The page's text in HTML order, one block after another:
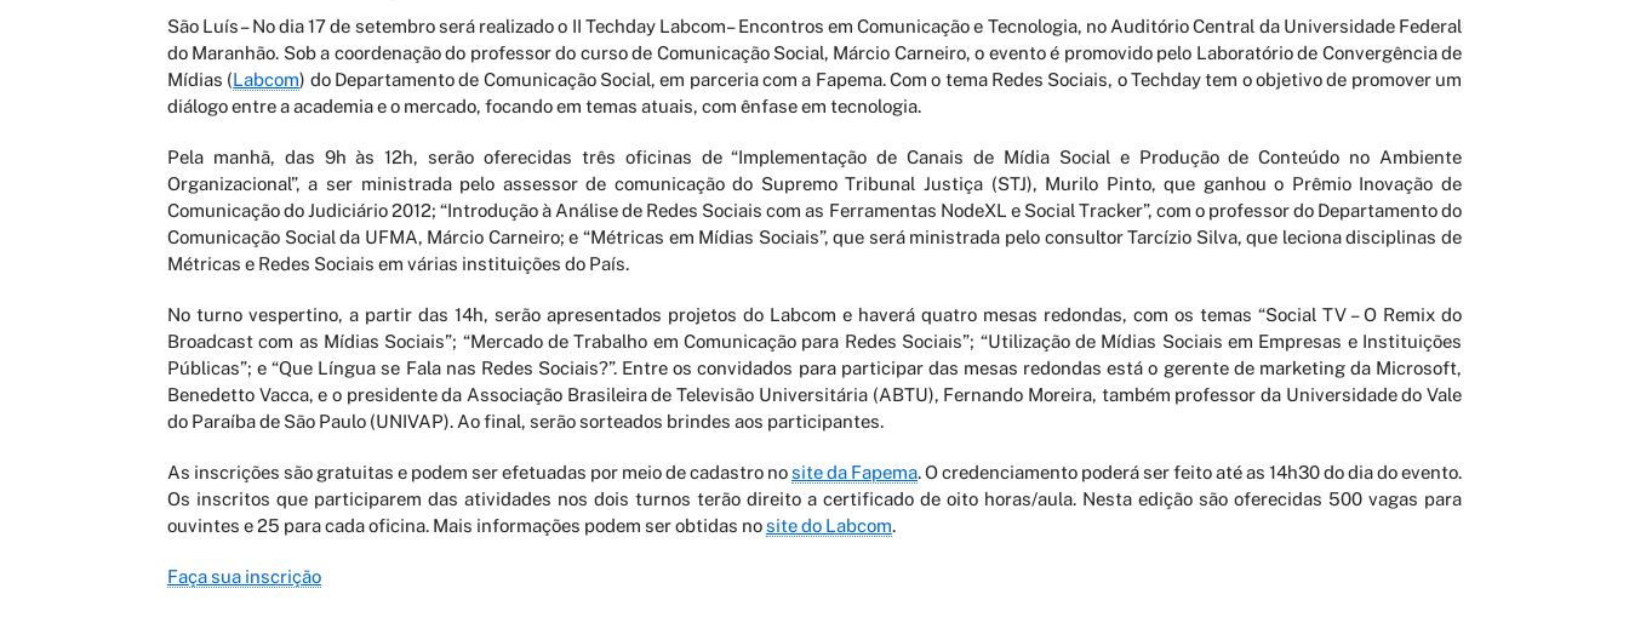
São Luís – No dia 17 de setembro será realizado o II Techday Labcom– Encontros em Comunicação e Tecnologia, no Auditório Central da Universidade Federal
do Maranhão. Sob a coordenação do professor do curso de Comunicação Social, Márcio Carneiro, o evento é promovido pelo Laboratório de Convergência de
Mídias (Labcom) do Departamento de Comunicação Social, em parceria com a Fapema. Com o tema Redes Sociais, o Techday tem o objetivo de promover um
diálogo entre a academia e o mercado, focando em temas atuais, com ênfase em tecnologia.
Pela manhã, das 9h às 12h, serão oferecidas três oficinas de “Implementação de Canais de Mídia Social e Produção de Conteúdo no Ambiente
Organizacional”, a ser ministrada pelo assessor de comunicação do Supremo Tribunal Justiça (STJ), Murilo Pinto, que ganhou o Prêmio Inovação de
Comunicação do Judiciário 2012; “Introdução à Análise de Redes Sociais com as Ferramentas NodeXL e Social Tracker”, com o professor do Departamento do
Comunicação Social da UFMA, Márcio Carneiro; e “Métricas em Mídias Sociais”, que será ministrada pelo consultor Tarcízio Silva, que leciona disciplinas de
Métricas e Redes Sociais em várias instituições do País.
No turno vespertino, a partir das 14h, serão apresentados projetos do Labcom e haverá quatro mesas redondas, com os temas “Social TV – O Remix do
Broadcast com as Mídias Sociais”; “Mercado de Trabalho em Comunicação para Redes Sociais”; “Utilização de Mídias Sociais em Empresas e Instituições
Públicas”; e “Que Língua se Fala nas Redes Sociais?”. Entre os convidados para participar das mesas redondas está o gerente de marketing da Microsoft,
Benedetto Vacca, e o presidente da Associação Brasileira de Televisão Universitária (ABTU), Fernando Moreira, também professor da Universidade do Vale
do Paraíba de São Paulo (UNIVAP). Ao final, serão sorteados brindes aos participantes.
As inscrições são gratuitas e podem ser efetuadas por meio de cadastro nosite da Fapema. O credenciamento poderá ser feito até as 14h30 do dia do evento.
Os inscritos que participarem das atividades nos dois turnos terão direito a certificado de oito horas/aula. Nesta edição são oferecidas 500 vagas para
ouvintes e 25 para cada oficina. Mais informações podem ser obtidas nosite do Labcom.
Faça sua inscrição